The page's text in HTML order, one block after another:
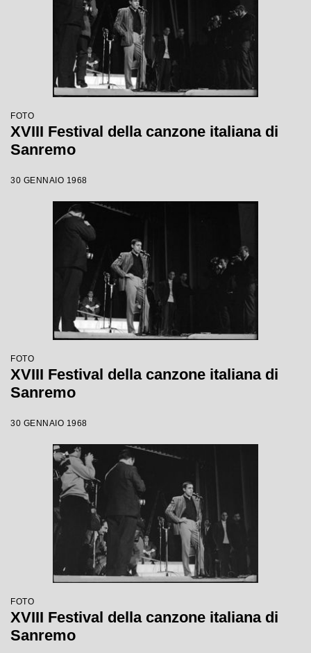
FOTO
XVIII Festival della canzone italiana di
Sanremo
30 GENNAIO 1968
FOTO
XVIII Festival della canzone italiana di
Sanremo
30 GENNAIO 1968
FOTO
XVIII Festival della canzone italiana di
Sanremo